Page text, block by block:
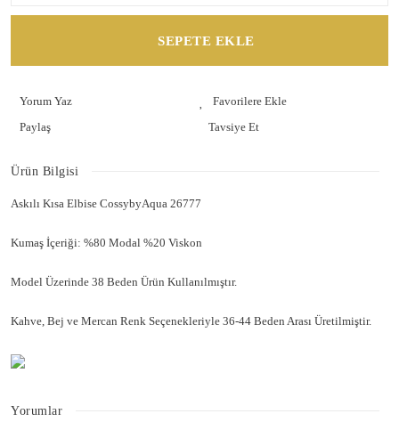
SEPETE EKLE
Yorum Yaz
Paylaş
Tavsiye Et
Ürün Bilgisi
Askılı Kısa Elbise CossybyAqua 26777
Kumaş İçeriği: %80 Modal %20 Viskon
Model Üzerinde 38 Beden Ürün Kullanılmıştır.
Kahve, Bej ve Mercan Renk Seçenekleriyle 36-44 Beden Arası Üretilmiştir.
Yorumlar